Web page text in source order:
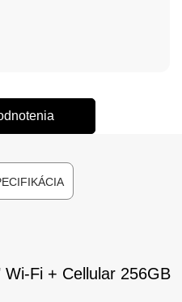
Fi + Cellular 256GB